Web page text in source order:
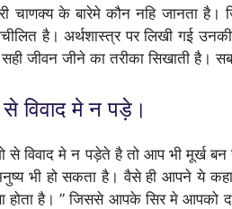
चाणक्य के बारेमे कौन नहि जानता है।
है। अर्थशास्त्र पर लिखी गई
सही जीवन जीने का तरीका सिखाती है।
से विवाद मे न पड़े।
से विवाद मे न पड़ेते है तो आप भी मूर्ख बन
भी हो सकता है। वैसे ही आपने ये
होता है। ” जिससे आपके सिर मे आपको